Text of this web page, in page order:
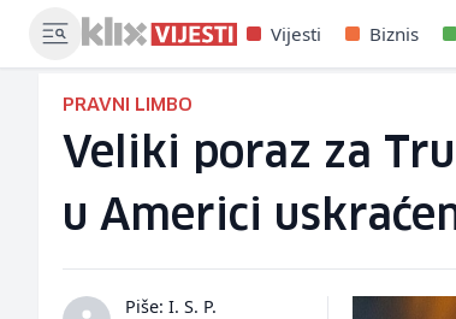
Vijesti Biznis
PRAVNI LIMBO
Veliki poraz za
u Americi
Piše: I. S. P.